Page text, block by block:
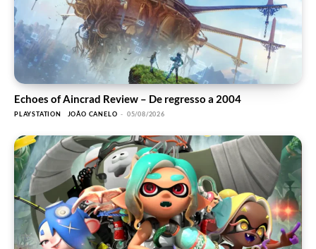
Echoes of Aincrad Review – De regresso a 2004
PLAYSTATION JOÃO CANELO - 05/08/2026